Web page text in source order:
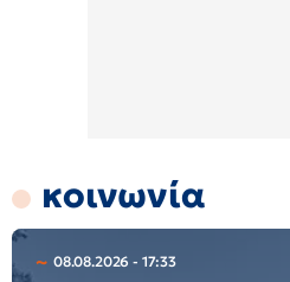
κοινωνία
08.08.2026 - 17:33